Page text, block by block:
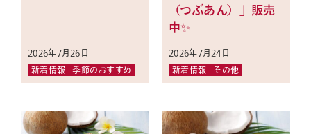
2026年7月26日
新着情報 季節のおすすめ
（つぶあん）」販売
中✨
2026年7月24日
新着情報 その他